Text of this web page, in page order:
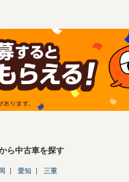
ら中古車を探す
愛知 三重